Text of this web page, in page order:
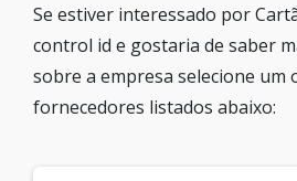
Se estiver interessado por
control id e gostaria de saber
sobre a empresa selecione um
fornecedores listados abaixo: